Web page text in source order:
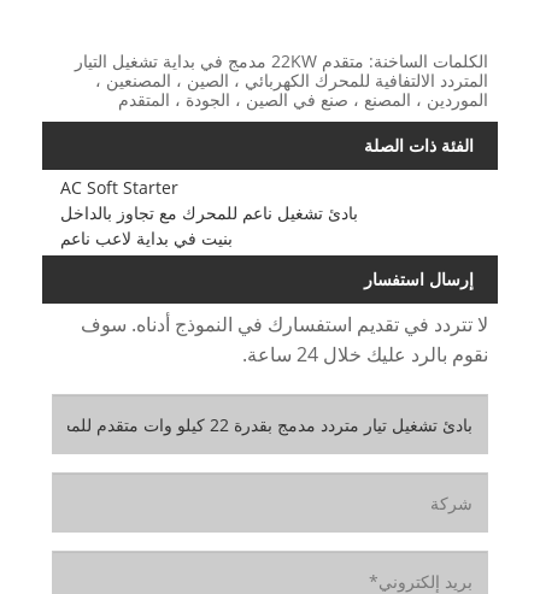
الكلمات الساخنة: متقدم 22KW مدمج في بداية تشغيل التيار
المتردد الالتفافية للمحرك الكهربائي ، الصين ، المصنعين ،
الموردين ، المصنع ، صنع في الصين ، الجودة ، المتقدم
الفئة ذات الصلة
AC Soft Starter
بادئ تشغيل ناعم للمحرك مع تجاوز بالداخل
بنيت في بداية لاعب ناعم
إرسال استفسار
لا تتردد في تقديم استفسارك في النموذج أدناه. سوف
نقوم بالرد عليك خلال 24 ساعة.